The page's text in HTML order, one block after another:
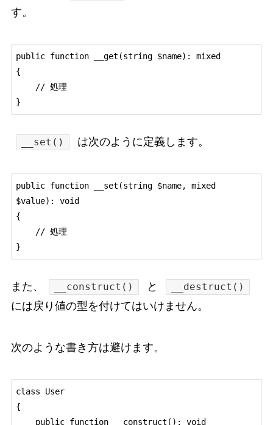
す。
public function __get(string $name): mixed
{
}
__set() は次のように定義します。
public function __set(string $name, mixed
$value): void
{
}
また、 __construct() と __destruct()
には戻り値の型を付けてはいけません。
次のような書き方は避けます。
class User
{